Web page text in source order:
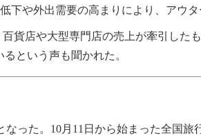
下や外出需要の高まりにより、アウタ
貨店や大型専門店の売上が牽引した
という声も聞かれた。
った。10月11日から始まった全国